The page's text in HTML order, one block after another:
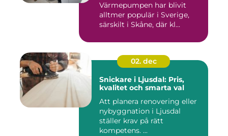
Värmepumpen har blivit
alltmer populär i Sverige,
särskilt i Skåne, där kl...
02. dec
Snickare i Ljusdal: Pris,
kvalitet och smarta val
Att planera renovering eller
nybyggnation i Ljusdal
ställer krav på rätt
kompetens. ...